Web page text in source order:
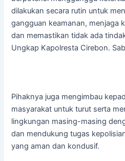
dilakukan secara rutin untuk
gangguan keamanan, menjaga
dan memastikan tidak ada
Ungkap Kapolresta Cirebon.
Pihaknya juga mengimbau
masyarakat untuk turut serta
lingkungan masing-masing
dan mendukung tugas
yang aman dan kondusif.